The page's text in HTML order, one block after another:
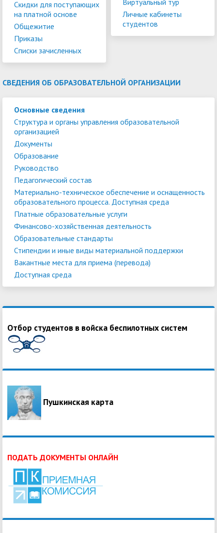
Скидки для поступающих
на платной основе
Общежитие
Приказы
Списки зачисленных
Личные кабинеты
студентов
СВЕДЕНИЯ ОБ ОБРАЗОВАТЕЛЬНОЙ ОРГАНИЗАЦИИ
Основные сведения
Структура и органы управления образовательной
организацией
Документы
Образование
Руководство
Педагогический состав
Материально-техническое обеспечение и оснащенность
образовательного процесса. Доступная среда
Платные образовательные услуги
Финансово-хозяйственная деятельность
Образовательные стандарты
Стипендии и иные виды материальной поддержки
Вакантные места для приема (перевода)
Доступная среда
Отбор студентов в войска беспилотных систем
Пушкинская карта
ПОДАТЬ ДОКУМЕНТЫ ОНЛАЙН